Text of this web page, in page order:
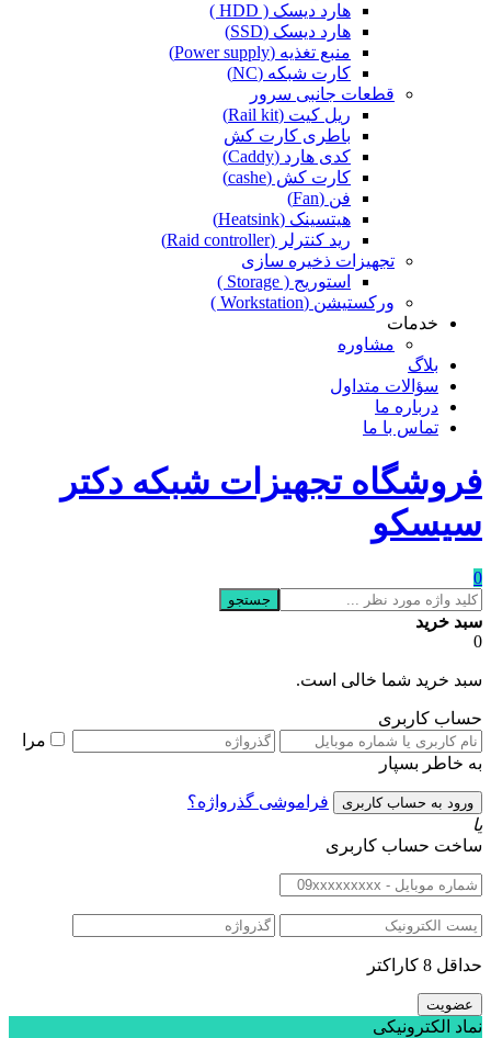
هارد دیسک ( HDD )
هارد دیسک (SSD)
منبع تغذیه (Power supply)
کارت شبکه (NC)
قطعات جانبی سرور
ریل کیت (Rail kit)
باطری کارت کش
کدی هارد (Caddy)
کارت کش (cashe)
فن (Fan)
هیتسینک (Heatsink)
رید کنترلر (Raid controller)
تجهیزات ذخیره سازی
استوریج ( Storage )
ورکستیشن (Workstation )
خدمات
مشاوره
بلاگ
سؤالات متداول
درباره ما
تماس با ما
فروشگاه تجهیزات شبکه دکتر
سیسکو
0
جستجو
سبد خرید
0
سبد خرید شما خالی است.
حساب کاربری
مرا
به خاطر بسپار
فراموشی گذرواژه؟
یا
ساخت حساب کاربری
حداقل 8 کاراکتر
نماد الکترونیکی